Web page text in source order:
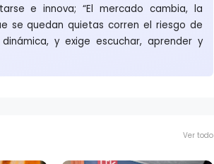
e innova; “El mercado cambia, la
se quedan quietas corren el riesgo de
y exige escuchar, aprender y
Ver todo